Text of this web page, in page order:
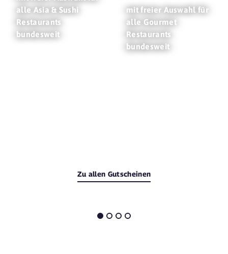
alle Asia & Sushi
Restaurants
bundesweit
mit freier Auswahl für
alle Gourmet
Restaurants
bundesweit
Zu allen Gutscheinen